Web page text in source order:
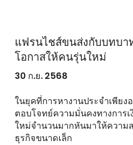
แฟรนไชส์ขนส่งกับบทบา
โอกาสให้คนรุ่นใหม่
30 ก.ย. 2568
ในยุคที่การหางานประจำเพียง
ตอบโจทย์ความมั่นคงทางการ
ใหม่จำนวนมากหันมาให้ความ
ธุรกิจขนาดเล็ก